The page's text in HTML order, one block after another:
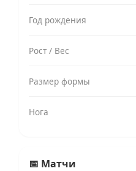
Год рождения
Рост / Вес
Размер формы
Нога
📅 Матчи